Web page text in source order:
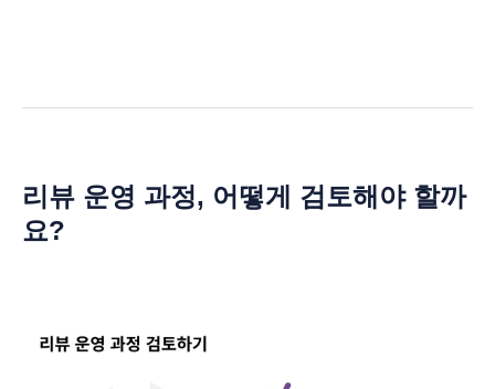
리뷰 운영 과정, 어떻게 검토해야 할까
요?